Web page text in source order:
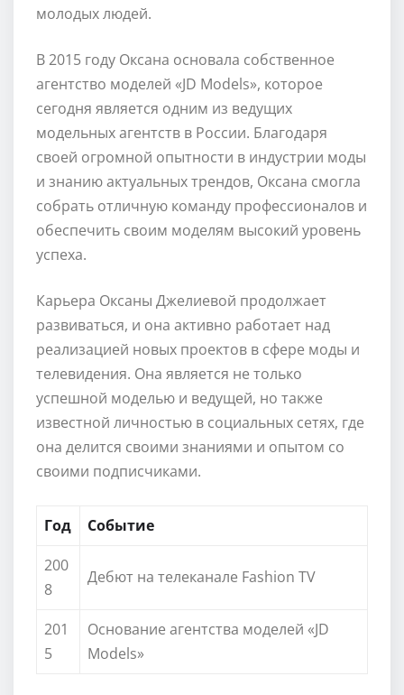
молодых людей.
В 2015 году Оксана основала собственное
агентство моделей «JD Models», которое
сегодня является одним из ведущих
модельных агентств в России. Благодаря
своей огромной опытности в индустрии моды
и знанию актуальных трендов, Оксана смогла
собрать отличную команду профессионалов и
обеспечить своим моделям высокий уровень
успеха.
Карьера Оксаны Джелиевой продолжает
развиваться, и она активно работает над
реализацией новых проектов в сфере моды и
телевидения. Она является не только
успешной моделью и ведущей, но также
известной личностью в социальных сетях, где
она делится своими знаниями и опытом со
своими подписчиками.
Год
Событие
200
8
Дебют на телеканале Fashion TV
201
5
Основание агентства моделей «JD
Models»